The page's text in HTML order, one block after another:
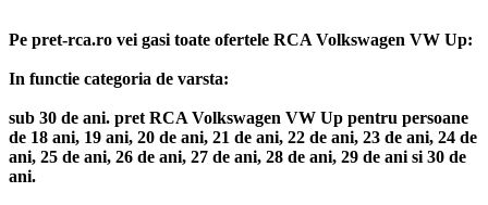
Pe pret-rca.ro vei gasi toate ofertele RCA Volkswagen VW Up:
In functie categoria de varsta:
sub 30 de ani. pret RCA Volkswagen VW Up pentru persoane
de 18 ani, 19 ani, 20 de ani, 21 de ani, 22 de ani, 23 de ani, 24 de
ani, 25 de ani, 26 de ani, 27 de ani, 28 de ani, 29 de ani si 30 de
ani.